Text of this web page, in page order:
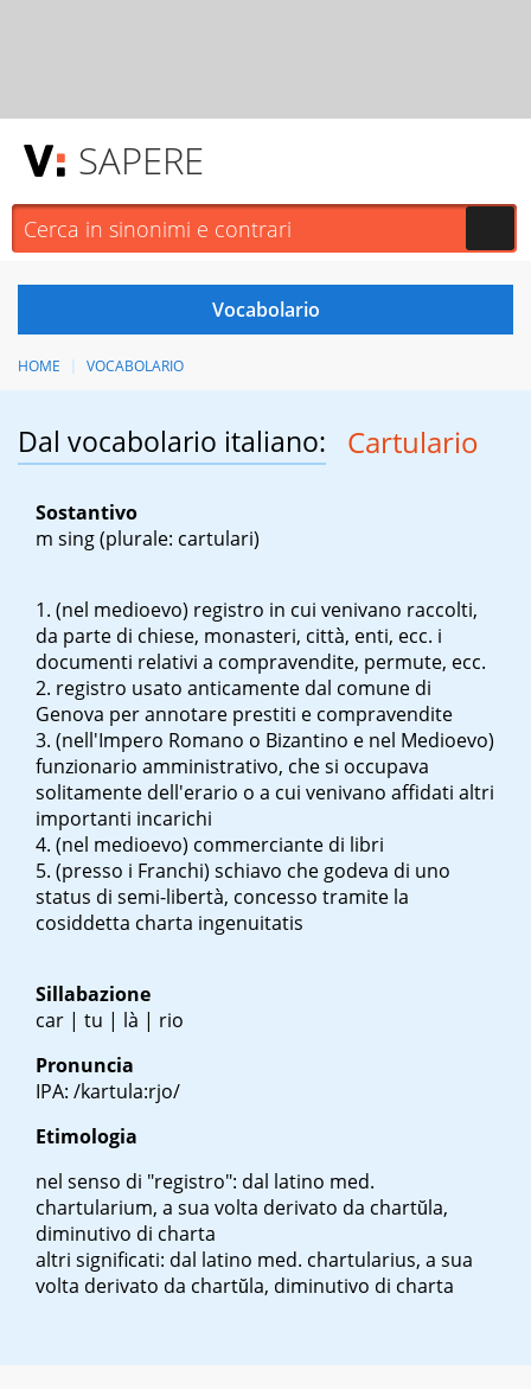
SAPERE
HOME VOCABOLARIO
Dal vocabolario italiano: Cartulario
Sostantivo
m sing(plurale: cartulari)
(nel medioevo) registro in cui venivano raccolti,
da parte di chiese, monasteri, città, enti, ecc. i
documenti relativi a compravendite, permute, ecc.
registro usato anticamente dal comune di
Genova per annotare prestiti e compravendite
(nell'Impero Romano o Bizantino e nel Medioevo)
funzionario amministrativo, che si occupava
solitamente dell'erario o a cui venivano affidati altri
importanti incarichi
(nel medioevo) commerciante di libri
(presso i Franchi) schiavo che godeva di uno
status di semi-libertà, concesso tramite la
cosiddetta charta ingenuitatis
Sillabazione
car | tu | là | rio
Pronuncia
IPA: /kartula:rjo/
Etimologia
nel senso di "registro": dal latino med.
chartularium, a sua volta derivato da chartŭla,
diminutivo di charta
altri significati: dal latino med. chartularius, a sua
volta derivato da chartŭla, diminutivo di charta